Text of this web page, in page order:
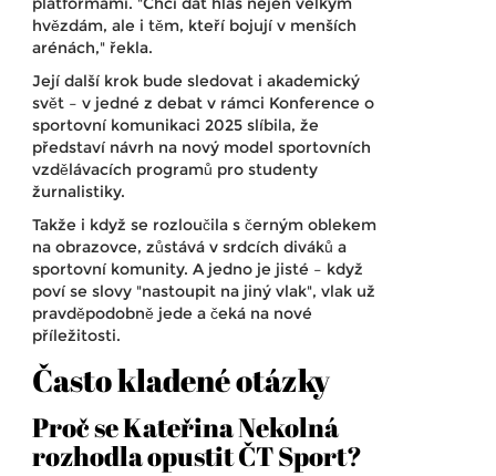
hvězdám, ale i těm, kteří bojují v menších
arénách," řekla.
Její další krok bude sledovat i akademický
svět – v jedné z debat v rámci Konference o
sportovní komunikaci 2025 slíbila, že
představí návrh na nový model sportovních
vzdělávacích programů pro studenty
žurnalistiky.
Takže i když se rozloučila s černým oblekem
na obrazovce, zůstává v srdcích diváků a
sportovní komunity. A jedno je jisté – když
poví se slovy "nastoupit na jiný vlak", vlak už
pravděpodobně jede a čeká na nové
příležitosti.
Často kladené otázky
Proč se Kateřina Nekolná
rozhodla opustit ČT Sport?